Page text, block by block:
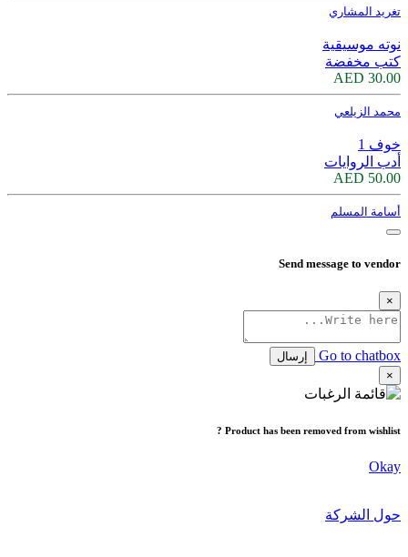
تغريد المشاري
نوته موسيقية
كتب مخفضة
30.00 AED
محمد الزيلعي
خوف 1
أدب الروايات
50.00 AED
أسامة المسلم
Send message to vendor
×
Go to chatbox
إرسال
×
Product has been removed from wishlist ?
Okay
حول الشركة